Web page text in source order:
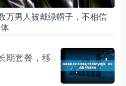
万男人被戴绿帽子，不相信
期套餐，移